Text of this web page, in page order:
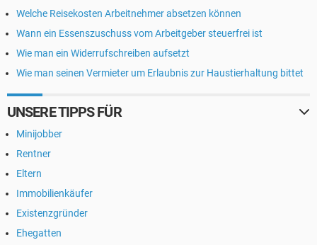
Welche Reisekosten Arbeitnehmer absetzen können
Wann ein Essenszuschuss vom Arbeitgeber steuerfrei ist
Wie man ein Widerrufschreiben aufsetzt
Wie man seinen Vermieter um Erlaubnis zur Haustierhaltung bittet
UNSERE TIPPS FÜR
Minijobber
Rentner
Eltern
Immobilienkäufer
Existenzgründer
Ehegatten